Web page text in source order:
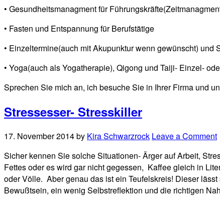
• Gesundheitsmanagment für
• Fasten und Entspannung für Berufstätige
• Einzeltermine(auch mit Akupunktur wenn gewünscht)
• Yoga(auch als Yogatherapie), Qigong und Taiji- Einzel-
Sprechen Sie mich an, ich besuche Sie in Ihrer Firma und
Stressesser- Stresskiller
17. November 2014by Kira Schwarzrock Leave a Comment
Sicher kennen Sie solche Situationen- Ärger auf Arbeit,
Fettes oder es wird gar nicht gegessen, Kaffee gleich in
oder Völle. Aber genau das ist ein Teufelskreis! Dieser
Bewußtsein, ein wenig Selbstreflektion und die richtigen